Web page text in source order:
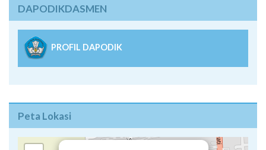
DAPODIKDASMEN
PROFIL DAPODIK
Peta Lokasi